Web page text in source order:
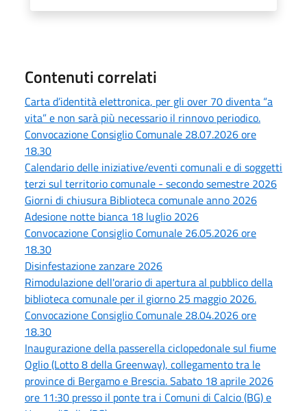
Contenuti correlati
Carta d’identità elettronica, per gli over 70 diventa “a
vita” e non sarà più necessario il rinnovo periodico.
Convocazione Consiglio Comunale 28.07.2026 ore
18.30
Calendario delle iniziative/eventi comunali e di soggetti
terzi sul territorio comunale - secondo semestre 2026
Giorni di chiusura Biblioteca comunale anno 2026
Adesione notte bianca 18 luglio 2026
Convocazione Consiglio Comunale 26.05.2026 ore
18.30
Disinfestazione zanzare 2026
Rimodulazione dell'orario di apertura al pubblico della
biblioteca comunale per il giorno 25 maggio 2026.
Convocazione Consiglio Comunale 28.04.2026 ore
18.30
Inaugurazione della passerella ciclopedonale sul fiume
Oglio (Lotto 8 della Greenway), collegamento tra le
province di Bergamo e Brescia. Sabato 18 aprile 2026
ore 11:30 presso il ponte tra i Comuni di Calcio (BG) e